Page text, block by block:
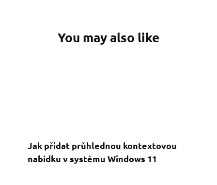
You may also like
Jak přidat průhlednou kontextovou
nabídku v systému Windows 11